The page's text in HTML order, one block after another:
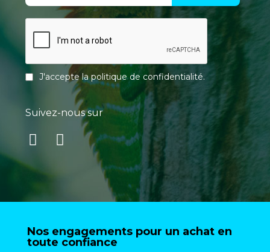
J'accepte lapolitique de confidentialité.
Suivez-nous sur
Nos engagements pour un achat en
toute confiance